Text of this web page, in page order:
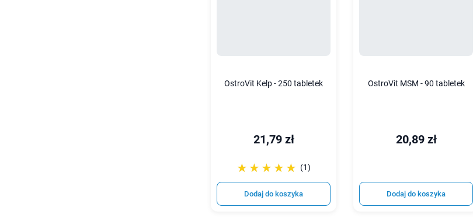
OstroVit Kelp - 250 tabletek
21,79 zł
☆☆☆☆☆
★★★★★ (1)
Dodaj do koszyka
OstroVit MSM - 90 tabletek
20,89 zł
Dodaj do koszyka